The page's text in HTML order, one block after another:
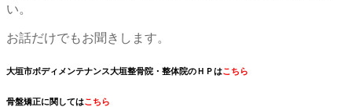
い。
お話だけでもお聞きします。
大垣市ボディメンテナンス大垣整骨院・整体院のＨＰはこちら
骨盤矯正に関してはこちら